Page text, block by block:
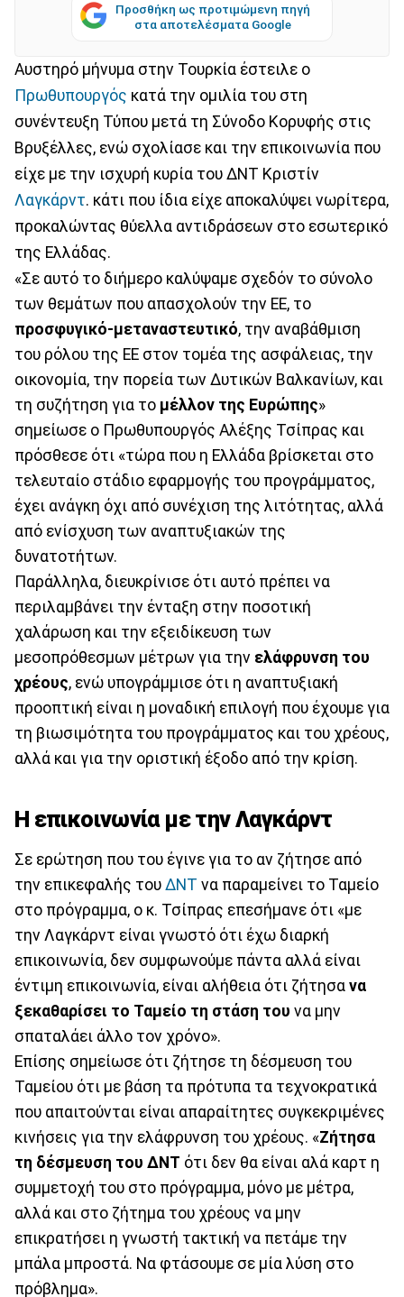
Προσθήκη ως προτιμώμενη πηγή
στα αποτελέσματα Google
Αυστηρό μήνυμα στην Τουρκία έστειλε ο
Πρωθυπουργός κατά την ομιλία του στη
συνέντευξη Τύπου μετά τη Σύνοδο Κορυφής στις
Βρυξέλλες, ενώ σχολίασε και την επικοινωνία που
είχε με την ισχυρή κυρία του ΔΝΤ Κριστίν
Λαγκάρντ. κάτι που ίδια είχε αποκαλύψει νωρίτερα,
προκαλώντας θύελλα αντιδράσεων στο εσωτερικό
της Ελλάδας.
«Σε αυτό το διήμερο καλύψαμε σχεδόν το σύνολο
των θεμάτων που απασχολούν την ΕΕ, το
προσφυγικό-μεταναστευτικό, την αναβάθμιση
του ρόλου της ΕΕ στον τομέα της ασφάλειας, την
οικονομία, την πορεία των Δυτικών Βαλκανίων, και
τη συζήτηση για το μέλλον της Ευρώπης»
σημείωσε ο Πρωθυπουργός Αλέξης Τσίπρας και
πρόσθεσε ότι «τώρα που η Ελλάδα βρίσκεται στο
τελευταίο στάδιο εφαρμογής του προγράμματος,
έχει ανάγκη όχι από συνέχιση της λιτότητας, αλλά
από ενίσχυση των αναπτυξιακών της
δυνατοτήτων.
Παράλληλα, διευκρίνισε ότι αυτό πρέπει να
περιλαμβάνει την ένταξη στην ποσοτική
χαλάρωση και την εξειδίκευση των
μεσοπρόθεσμων μέτρων για την ελάφρυνση του
χρέους, ενώ υπογράμμισε ότι η αναπτυξιακή
προοπτική είναι η μοναδική επιλογή που έχουμε για
τη βιωσιμότητα του προγράμματος και του χρέους,
αλλά και για την οριστική έξοδο από την κρίση.
Η επικοινωνία με την Λαγκάρντ
Σε ερώτηση που του έγινε για το αν ζήτησε από
την επικεφαλής του ΔΝΤ να παραμείνει το Ταμείο
στο πρόγραμμα, ο κ. Τσίπρας επεσήμανε ότι «με
την Λαγκάρντ είναι γνωστό ότι έχω διαρκή
επικοινωνία, δεν συμφωνούμε πάντα αλλά είναι
έντιμη επικοινωνία, είναι αλήθεια ότι ζήτησα να
ξεκαθαρίσει το Ταμείο τη στάση του να μην
σπαταλάει άλλο τον χρόνο».
Επίσης σημείωσε ότι ζήτησε τη δέσμευση του
Ταμείου ότι με βάση τα πρότυπα τα τεχνοκρατικά
που απαιτούνται είναι απαραίτητες συγκεκριμένες
κινήσεις για την ελάφρυνση του χρέους. «Ζήτησα
τη δέσμευση του ΔΝΤ ότι δεν θα είναι αλά καρτ η
συμμετοχή του στο πρόγραμμα, μόνο με μέτρα,
αλλά και στο ζήτημα του χρέους να μην
επικρατήσει η γνωστή τακτική να πετάμε την
μπάλα μπροστά. Να φτάσουμε σε μία λύση στο
πρόβλημα».